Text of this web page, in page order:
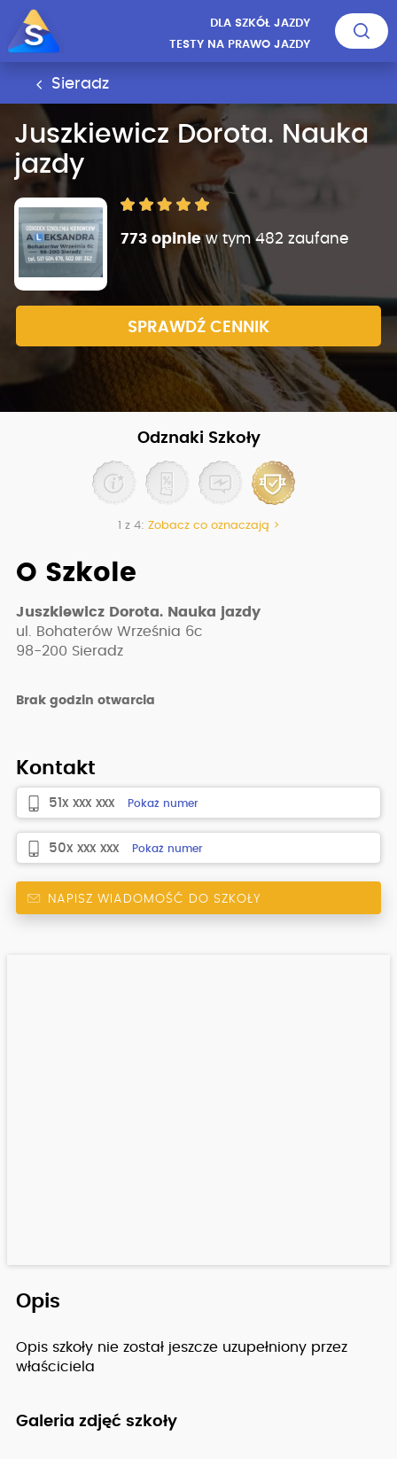
DLA SZKÓŁ JAZDY
TESTY NA PRAWO JAZDY
Sieradz
Juszkiewicz Dorota. Nauka
jazdy
773 opiniew tym 482 zaufane
SPRAWDŹ CENNIK
Odznaki Szkoły
1 z 4: Zobacz co oznaczają >
O Szkole
Juszkiewicz Dorota. Nauka jazdy
ul. Bohaterów Września 6c
98-200 Sieradz
Brak godzin otwarcia
Kontakt
51x xxx xxx Pokaż numer
50x xxx xxx Pokaż numer
NAPISZ WIADOMOŚĆ DO SZKOŁY
Opis
Opis szkoły nie został jeszcze uzupełniony przez
właściciela
Galeria zdjęć szkoły